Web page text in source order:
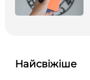
Найсвіжіше